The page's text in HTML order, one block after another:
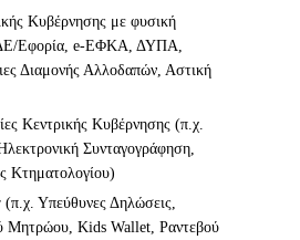
Κυβέρνησης με φυσική
Εφορία, e-ΕΦΚΑ, ΔΥΠΑ,
Διαμονής Αλλοδαπών, Αστική
Κεντρικής Κυβέρνησης (π.χ.
Συνταγογράφηση,
Κτηματολογίου)
Υπεύθυνες Δηλώσεις,
Μητρώου, Kids Wallet, Ραντεβού